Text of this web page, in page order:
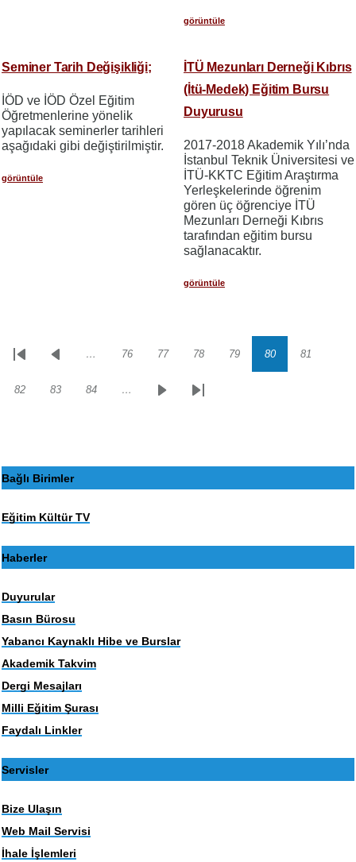
görüntüle
Seminer Tarih Değişikliği;
İÖD ve İÖD Özel Eğitim
Öğretmenlerine yönelik
yapılacak seminerler tarihleri
aşağıdaki gibi değiştirilmiştir.
görüntüle
İTÜ Mezunları Derneği Kıbrıs
(İtü-Medek) Eğitim Bursu
Duyurusu
2017-2018 Akademik Yılı’nda
İstanbul Teknik Üniversitesi ve
İTÜ-KKTC Eğitim Araştırma
Yerleşkelerinde öğrenim
gören üç öğrenciye İTÜ
Mezunları Derneği Kıbrıs
tarafından eğitim bursu
sağlanacaktır.
görüntüle
Sayfalama
İlk
Önceki… Sayfa
76 Sayfa
77 Sayfa
78 Sayfa
79 Sayfa
80 Sayfa
81
Sayfa
82 Sayfa
83 Sayfa
84 …
SonrakiSon
Bağlı Birimler
Eğitim Kültür TV
Haberler
Duyurular
Basın Bürosu
Yabancı Kaynaklı Hibe ve Burslar
Akademik Takvim
Dergi Mesajları
Milli Eğitim Şurası
Faydalı Linkler
Servisler
Bize Ulaşın
Web Mail Servisi
İhale İşlemleri